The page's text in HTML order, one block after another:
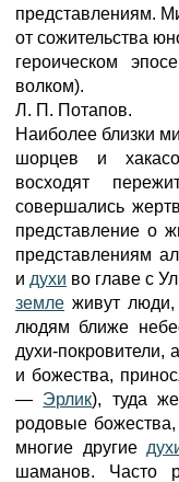
представлениям.
от сожительства
героическом
волком).
Л. П. Потапов.
Наиболее близки
шорцев и
восходят
совершались
представление о
представлениям
и духи во главе с
земле живут
людям ближе
духи-
и божества,
— Эрлик), туда
родовые
многие другие
шаманов. Часто